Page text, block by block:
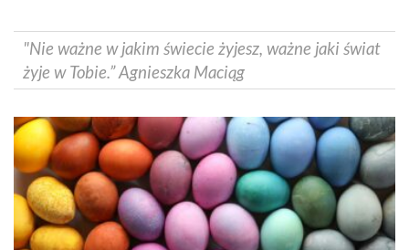
"Nie ważne w jakim świecie żyjesz, ważne jaki świat
żyje w Tobie.” Agnieszka Maciąg